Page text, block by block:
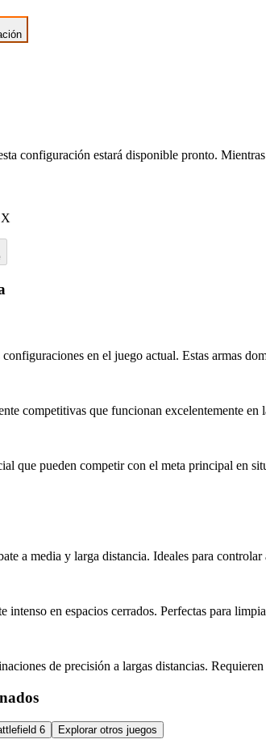
configuración estará disponible pronto.
configuraciones en el juego actual. Estas armas
competitivas que funcionan excelentemente
que pueden competir con el meta principal en
a media y larga distancia. Ideales para
intenso en espacios cerrados. Perfectas para
de precisión a largas distancias.
6 Explorar otros juegos